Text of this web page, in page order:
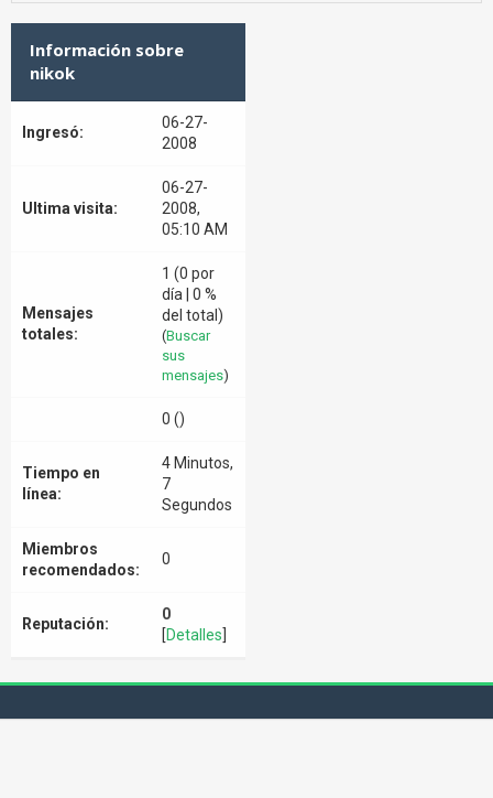
Información sobre
nikok
Ingresó:
06-27-
2008
Ultima visita:
06-27-
2008,
05:10 AM
Mensajes
totales:
1 (0 por
día | 0 %
del total)
(Buscar
sus
mensajes)
0 ()
Tiempo en
línea:
4 Minutos,
7
Segundos
Miembros
recomendados:
0
Reputación:
0
[Detalles